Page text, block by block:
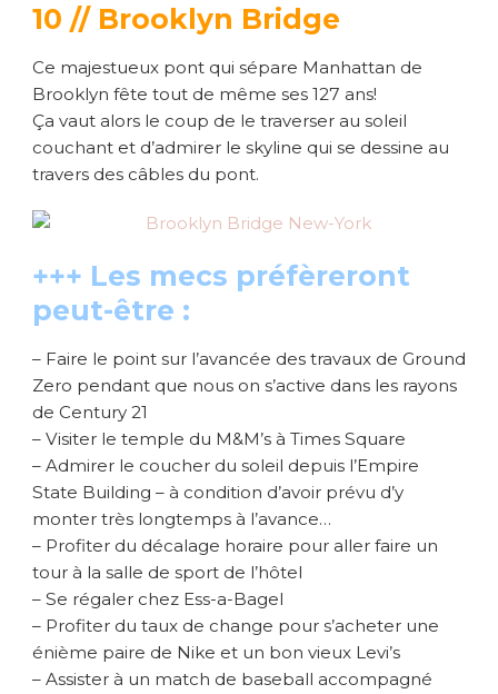
10 // Brooklyn Bridge
Ce majestueux pont qui sépare Manhattan de
Brooklyn fête tout de même ses 127 ans!
Ça vaut alors le coup de le traverser au soleil
couchant et d’admirer le skyline qui se dessine au
travers des câbles du pont.
+++ Les mecs préfèreront
peut-être :
– Faire le point sur l’avancée des travaux de Ground
Zero pendant que nous on s’active dans les rayons
de Century 21
– Visiter le temple du M&M’s à Times Square
– Admirer le coucher du soleil depuis l’Empire
State Building – à condition d’avoir prévu d’y
monter très longtemps à l’avance…
– Profiter du décalage horaire pour aller faire un
tour à la salle de sport de l’hôtel
– Se régaler chez Ess-a-Bagel
– Profiter du taux de change pour s’acheter une
énième paire de Nike et un bon vieux Levi’s
– Assister à un match de baseball accompagné